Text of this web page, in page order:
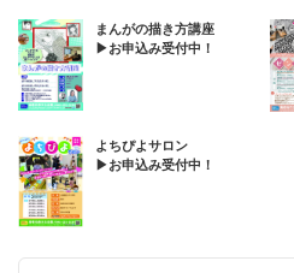
まんがの描き方講座
▶お申込み受付中！
よちぴよサロン
▶お申込み受付中！